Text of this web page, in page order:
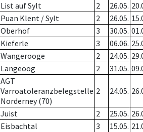
List auf Sylt 2 26.05.
Puan Klent / Sylt 2 26.05.
Oberhof 3 30.05.
Kieferle 3 06.06.
Wangerooge 2 24.05.
Langeoog 2 31.05.
AGT
Varroatoleranzbelegstelle
Norderney (70)
2 24.05.
Juist 2 25.05.
Eisbachtal 3 15.05.